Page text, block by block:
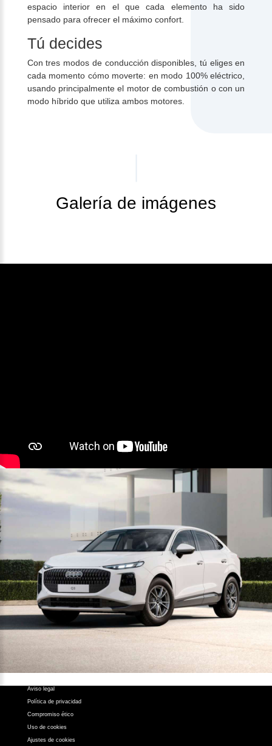
espacio interior en el que cada elemento ha sido
pensado para ofrecer el máximo confort.
Tú decides
Con tres modos de conducción disponibles, tú eliges en
cada momento cómo moverte: en modo 100% eléctrico,
usando principalmente el motor de combustión o con un
modo híbrido que utiliza ambos motores.
Galería de imágenes
Z.A.L. Área El Fresno -
11370 Los Barrios (Cádiz)
956 631 050
atencionalcliente@atalayamotor.com
Aviso legal
Política de privacidad
Compromiso ético
Uso de cookies
Ajustes de cookies